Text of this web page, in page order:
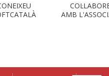
AMB